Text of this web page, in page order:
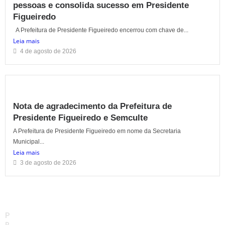
pessoas e consolida sucesso em Presidente
Figueiredo
A Prefeitura de Presidente Figueiredo encerrou com chave de...
Leia mais
4 de agosto de 2026
Nota de agradecimento da Prefeitura de
Presidente Figueiredo e Semculte
A Prefeitura de Presidente Figueiredo em nome da Secretaria
Municipal...
Leia mais
3 de agosto de 2026
P